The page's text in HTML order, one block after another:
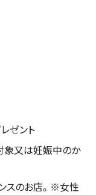
ゼント
象又は妊娠中のか
スのお店。※女性